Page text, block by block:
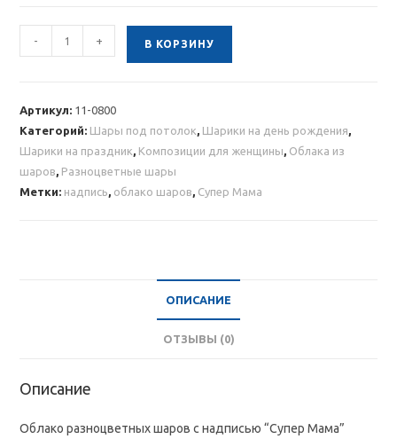
Количество
товара
с
надписью
“Супер
- + В КОРЗИНУ
Артикул: 11-0800
Категорий: Шары под потолок, Шарики на день рождения,
Шарики на праздник, Композиции для женщины, Облака из
шаров, Разноцветные шары
Метки: надпись, облако шаров, Супер Мама
ОПИСАНИЕ
ОТЗЫВЫ (0)
Описание
Облако разноцветных шаров с надписью “Супер Мама”